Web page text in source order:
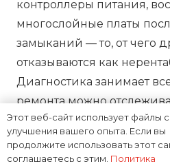
контроллеры питания,
многослойные платы
замыканий — то, от чего
отказываются как
Диагностика занимает
ремонта можно
работы предоставляем
договоре гарантию,
ответственность за
Этот веб-сайт использует файлы
улучшения вашего опыта. Если вы
продолжите использовать этот
соглашаетесь с этим. Политика